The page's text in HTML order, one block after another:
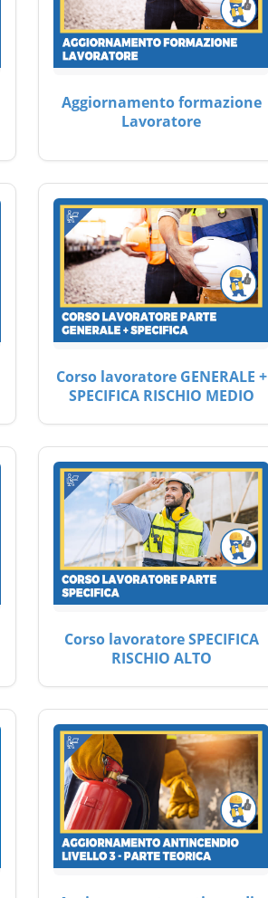
Aggiornamento formazione
Lavoratore
Corso lavoratore GENERALE +
SPECIFICA RISCHIO MEDIO
Corso lavoratore SPECIFICA
RISCHIO ALTO